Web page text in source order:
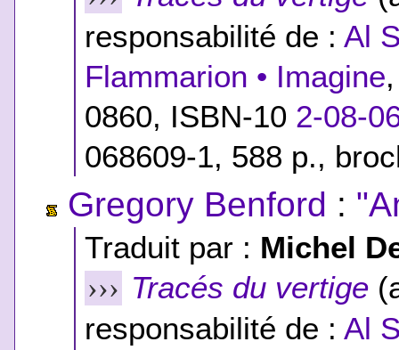
responsabilité de :Al
Flammarion • Imagine
0860, ISBN-10 2-08-
068609-1, 588 p.,
Gregory Benford :
Traduit par : Michel
››› Tracés du vertige
responsabilité de :Al